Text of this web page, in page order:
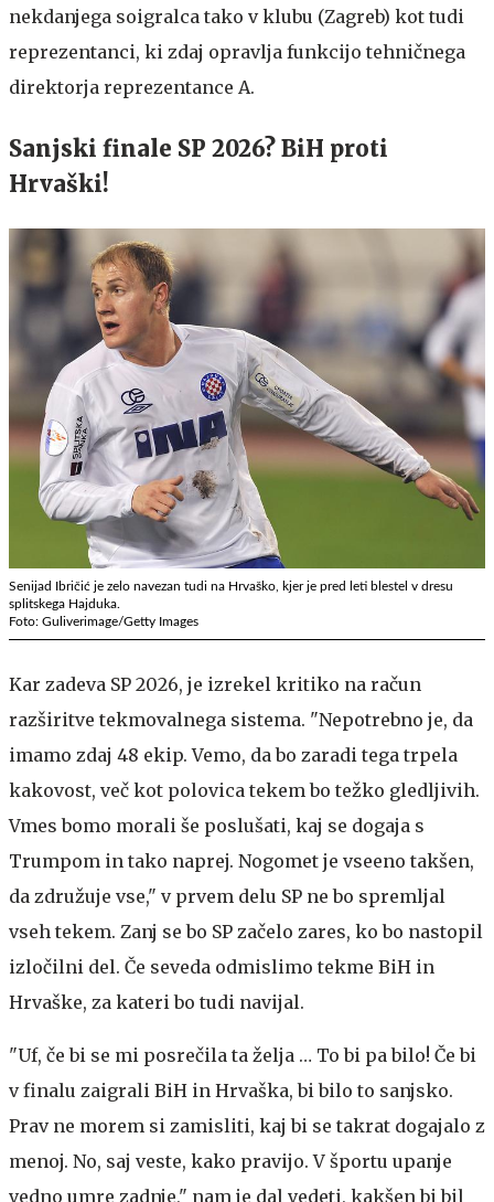
nekdanjega soigralca tako v klubu (Zagreb) kot tudi
reprezentanci, ki zdaj opravlja funkcijo tehničnega
direktorja reprezentance A.
Sanjski finale SP 2026? BiH proti
Hrvaški!
Senijad Ibričić je zelo navezan tudi na Hrvaško, kjer je pred leti blestel v dresu
splitskega Hajduka.
Foto: Guliverimage/Getty Images
Kar zadeva SP 2026, je izrekel kritiko na račun
razširitve tekmovalnega sistema. "Nepotrebno je, da
imamo zdaj 48 ekip. Vemo, da bo zaradi tega trpela
kakovost, več kot polovica tekem bo težko gledljivih.
Vmes bomo morali še poslušati, kaj se dogaja s
Trumpom in tako naprej. Nogomet je vseeno takšen,
da združuje vse," v prvem delu SP ne bo spremljal
vseh tekem. Zanj se bo SP začelo zares, ko bo nastopil
izločilni del. Če seveda odmislimo tekme BiH in
Hrvaške, za kateri bo tudi navijal.
"Uf, če bi se mi posrečila ta želja … To bi pa bilo! Če bi
v finalu zaigrali BiH in Hrvaška, bi bilo to sanjsko.
Prav ne morem si zamisliti, kaj bi se takrat dogajalo z
menoj. No, saj veste, kako pravijo. V športu upanje
vedno umre zadnje," nam je dal vedeti, kakšen bi bil